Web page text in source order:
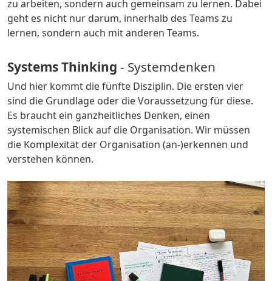
zu arbeiten, sondern auch gemeinsam zu lernen. Dabei
geht es nicht nur darum, innerhalb des Teams zu
lernen, sondern auch mit anderen Teams.
Systems Thinking - Systemdenken
Und hier kommt die fünfte Disziplin. Die ersten vier
sind die Grundlage oder die Voraussetzung für diese.
Es braucht ein ganzheitliches Denken, einen
systemischen Blick auf die Organisation. Wir müssen
die Komplexität der Organisation (an-)erkennen und
verstehen können.